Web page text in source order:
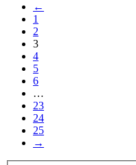
←
1
2
3
4
5
6
…
23
24
25
→